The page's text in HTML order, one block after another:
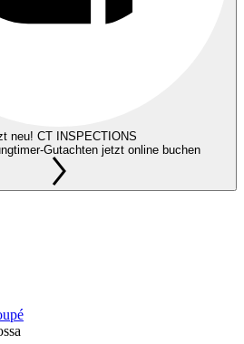
neu! CT INSPECTIONS
Gutachten jetzt online buchen